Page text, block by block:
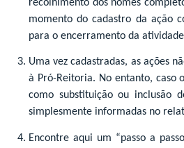
recolhimento dos nomes
momento do cadastro da ação
para o encerramento da
Uma vez cadastradas, as ações
à Pró-Reitoria. No entanto, caso
como substituição ou inclusão
simplesmente informadas no
Encontre aqui um “passo a